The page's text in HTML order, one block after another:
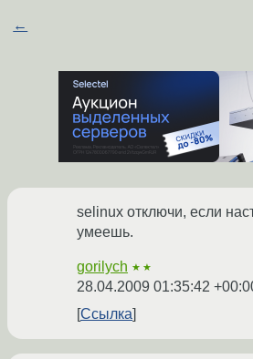
←
selinux отключи, если
умеешь.
gorilych ★★
28.04.2009 01:35:42
Ссылка